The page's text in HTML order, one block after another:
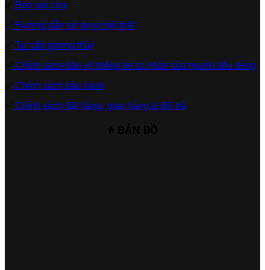
Báo giá cửa
Hướng dẫn sử dụng nội thất
Tư vấn phong thủy
Chính sách bảo vệ thông tin cá nhân của người tiêu dùng
Chính sách bảo hành
Chính sách đặt hàng, giao hàng & đổi trả